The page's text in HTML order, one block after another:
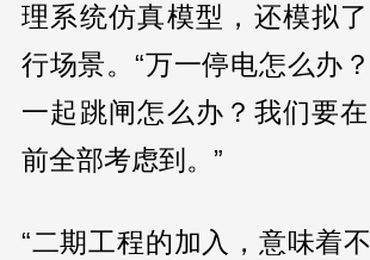
理系统仿真模型，还模拟
行场景。“万一停电怎么办
一起跳闸怎么办？我们要
前全部考虑到。”
“二期工程的加入，意味着